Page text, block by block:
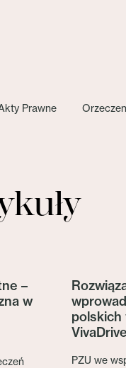
Prawne
–
w
polskich
VivaDrive
PZU we